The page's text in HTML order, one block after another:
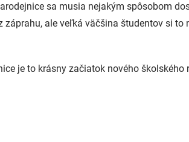
sa musia nejakým spôsobom
záprahu, ale veľká väčšina študentov si
je to krásny začiatok nového